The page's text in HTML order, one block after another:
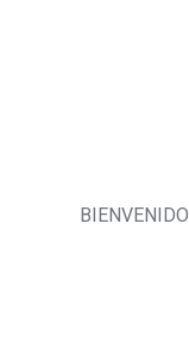
BIENVENIDO